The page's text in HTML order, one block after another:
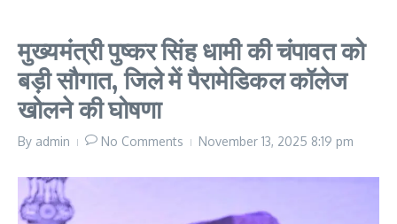
मुख्यमंत्री पुष्कर सिंह धामी की चंपावत को
बड़ी सौगात, जिले में पैरामेडिकल कॉलेज
खोलने की घोषणा
By admin No Comments November 13, 2025 8:19 pm